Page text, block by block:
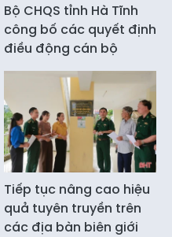
Bộ CHQS tỉnh Hà Tĩnh
công bố các quyết định
điều động cán bộ
Tiếp tục nâng cao hiệu
quả tuyên truyền trên
các địa bàn biên giới